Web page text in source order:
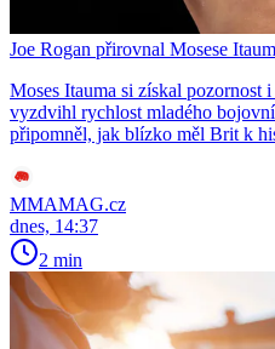
Joe Rogan přirovnal Mosese
Moses Itauma si získal pozornost
vyzdvihl rychlost mladého
připomněl, jak blízko měl Brit k
MMAMAG.cz
dnes, 14:37
2 min